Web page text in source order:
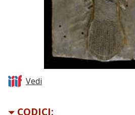
Vedi
CODICI: